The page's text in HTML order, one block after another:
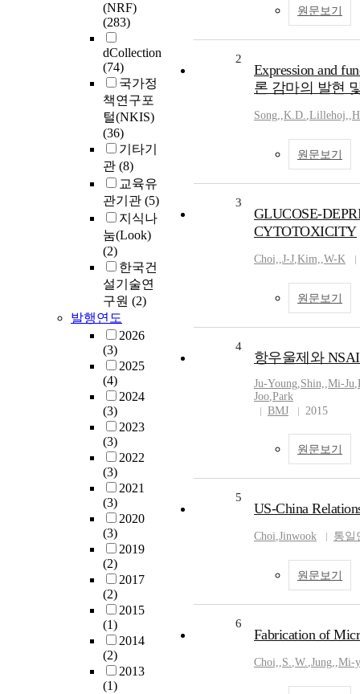
(NRF)
(283)
dCollection
(74)
국가정
책연구포
털(NKIS)
(36)
기타기
관 (8)
교육유
관기관 (5)
지식나
눔(Look)
(2)
한국건
설기술연
구원 (2)
발행연도
2026
(3)
2025
(4)
2024
(3)
2023
(3)
2022
(3)
2021
(3)
2020
(3)
2019
(2)
2017
(2)
2015
(1)
2014
(2)
2013
(1)
원문보기
2
Expression and
론 감마의 발현
Song,,K.D.,Lillehoj,,
원문보기
3
GLUCOSE-
CYTOTOXICITY
Choi,,J-J,Kim,,W-K
원문보기
4
항우울제와
Ju-Young,Shin,,Mi-Ju,
Joo,Park
BMJ
2015
원문보기
5
US-China
Choi,Jinwook 통일
원문보기
6
Fabrication of
Choi,,S.,W.,Jung,,Mi-